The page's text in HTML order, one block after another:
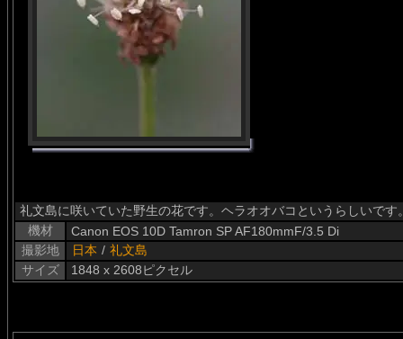
礼文島に咲いていた野生の花です。ヘラオオバコというらしいです
機材
Canon EOS 10D Tamron SP AF180mmF/3.5 Di
撮影地
日本 / 礼文島
サイズ
1848 x 2608ピクセル